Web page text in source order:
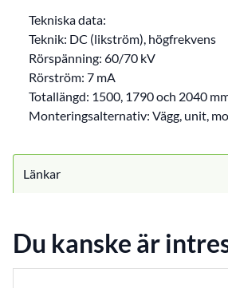
Tekniska data:
Teknik: DC (likström), högfrekvens
Rörspänning: 60/70 kV
Rörström: 7 mA
Totallängd: 1500, 1790 och 2040
Monteringsalternativ: Vägg, unit,
Länkar
Du kanske är